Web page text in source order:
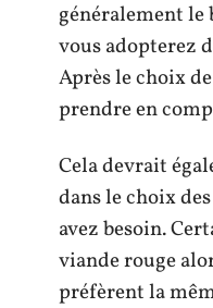
généralement le
vous adopterez
Après le choix
prendre en
Cela devrait
dans le choix
avez besoin.
viande rouge
préfèrent la